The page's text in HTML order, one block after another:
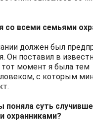
всеми семьями
должен был
Он поставил в
момент я была тем
с которым
поняла суть
охранниками?